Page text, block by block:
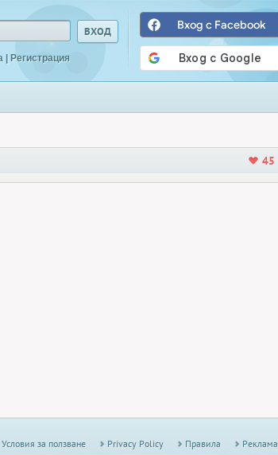
| Регистрация
Вход с Facebook
45
Условия за ползване Privacy Policy Правила Реклама